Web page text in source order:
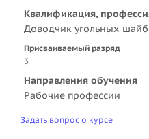
Квалификация,
Доводчик угольных шайб
Присваиваемый разряд
3
Направления обучения
Рабочие профессии
Задать вопрос о курсе